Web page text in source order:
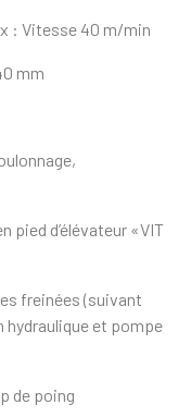
: Vitesse 40 m/min
mm
pied d’éléva­teur «VIT
freinées (suivant
hydraulique et pompe
de poing